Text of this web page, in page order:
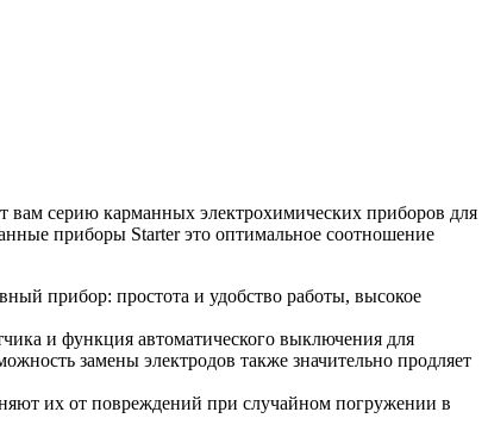
вам серию карманных электрохимических приборов для
приборы Starter это оптимальное соотношение
прибор: простота и удобство работы, высокое
и функция автоматического выключения для
замены электродов также значительно продляет
их от повреждений при случайном погружении в